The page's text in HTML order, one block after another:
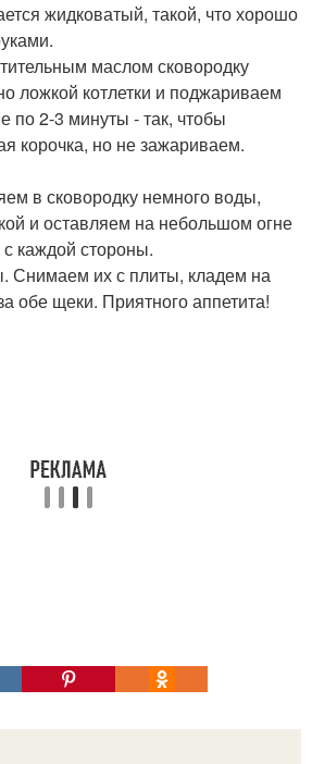
жидковатый, такой, что хорошо
маслом сковородку
ложкой котлетки и поджариваем
по 2-3 минуты - так, чтобы
корочка, но не зажариваем.
в сковородку немного воды,
и оставляем на небольшом огне
каждой стороны.
Снимаем их с плиты, кладем на
обе щеки. Приятного аппетита!